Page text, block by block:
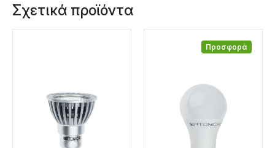
Σχετικά προϊόντα
Προσφορά